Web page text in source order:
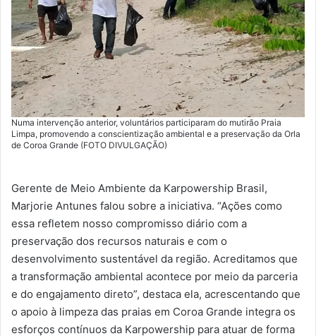
Numa intervenção anterior, voluntários participaram do mutirão Praia
Limpa, promovendo a conscientização ambiental e a preservação da Orla
de Coroa Grande (FOTO DIVULGAÇÃO)
Gerente de Meio Ambiente da Karpowership Brasil,
Marjorie Antunes falou sobre a iniciativa. “Ações como
essa refletem nosso compromisso diário com a
preservação dos recursos naturais e com o
desenvolvimento sustentável da região. Acreditamos que
a transformação ambiental acontece por meio da parceria
e do engajamento direto”, destaca ela, acrescentando que
o apoio à limpeza das praias em Coroa Grande integra os
esforços contínuos da Karpowership para atuar de forma